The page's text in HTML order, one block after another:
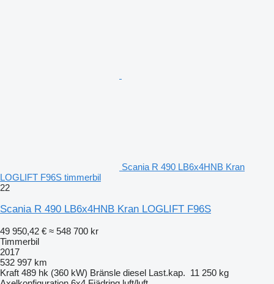
Scania R 490 LB6x4HNB Kran
LOGLIFT F96S timmerbil
22
Scania R 490 LB6x4HNB Kran LOGLIFT F96S
49 950,42 € ≈ 548 700 kr
Timmerbil
2017
532 997 km
Kraft 489 hk (360 kW) Bränsle diesel Last.kap. 11 250 kg